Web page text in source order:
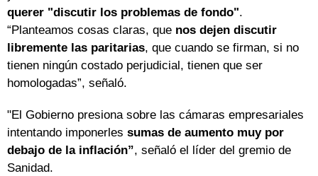
querer "discutir los problemas de fondo".
“Planteamos cosas claras, que nos dejen discutir
libremente las paritarias, que cuando se firman, si no
tienen ningún costado perjudicial, tienen que ser
homologadas”, señaló.
"El Gobierno presiona sobre las cámaras empresariales
intentando imponerles sumas de aumento muy por
debajo de la inflación”, señaló el líder del gremio de
Sanidad.